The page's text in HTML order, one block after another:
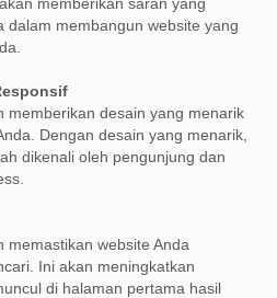
dalam membangun website yang
memberikan desain yang menarik
Dengan desain yang menarik,
dikenali oleh pengunjung dan
memastikan website Anda
Ini akan meningkatkan
di halaman pertama hasil